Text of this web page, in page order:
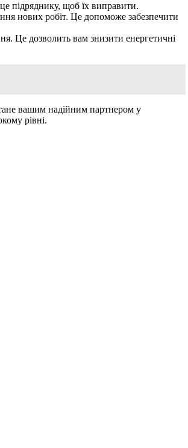
підряднику, щоб їх виправити.
нових робіт. Це допоможе забезпечити
Це дозволить вам знизити енергетичні
вашим надійним партнером у
рівні.